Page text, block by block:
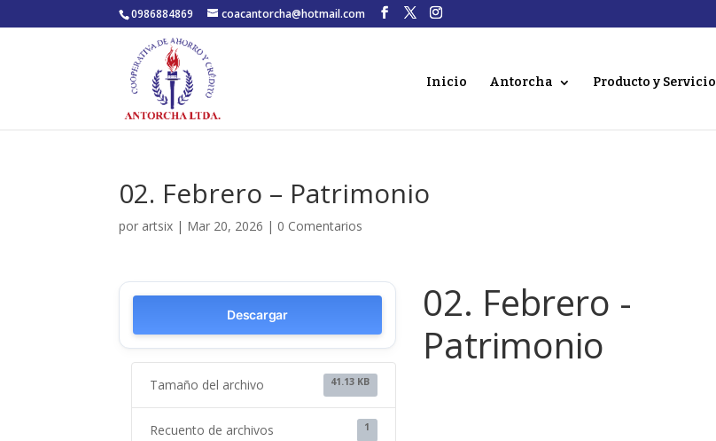
0986884869 coacantorcha@hotmail.com
Inicio Antorcha Producto y Servicio
02. Febrero – Patrimonio
por artsix | Mar 20, 2026 | 0 Comentarios
Descargar
Tamaño del archivo 41.13 KB
Recuento de archivos 1
02. Febrero -
Patrimonio